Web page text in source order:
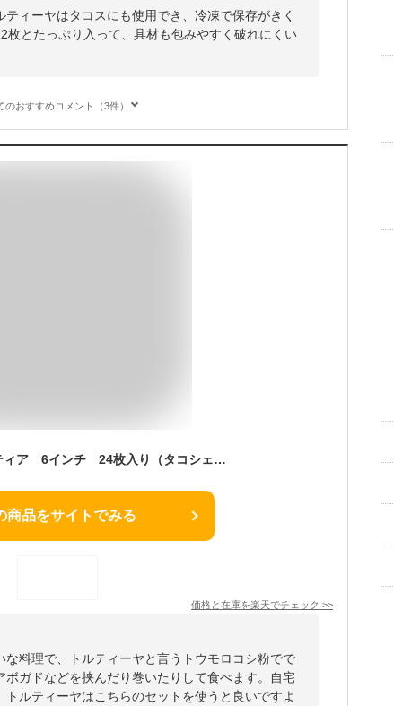
ィーヤはタコスにも使用でき、冷凍で保存がきく
枚とたっぷり入って、具材も包みやすく破れにくい
のおすすめコメント（3件）
イエローコーントルティア 6インチ 24枚入り（タコシェル/タコス用コーントルティーヤ）手作りコーンチップスにもオススメ♪-PI014a
商品をサイトでみる
価格と在庫を楽天でチェック >>
料理で、トルティーヤと言うトウモロコシ粉でで
ガドなどを挟んだり巻いたりして食べます。自宅
ルティーヤはこちらのセットを使うと良いですよ